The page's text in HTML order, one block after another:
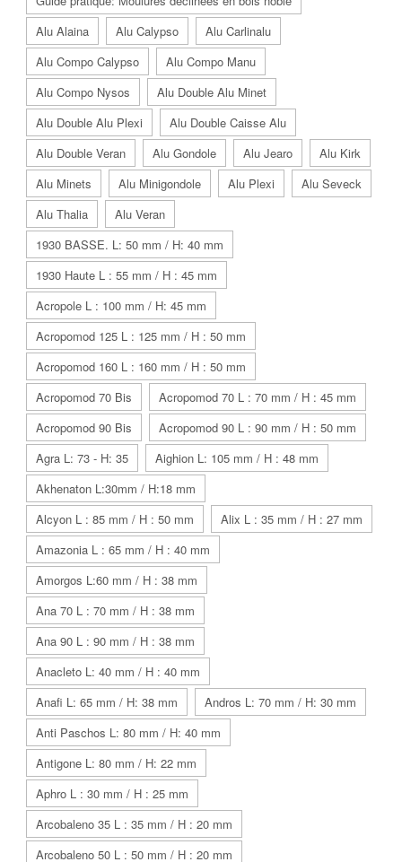
Alu Alaina
Alu Calypso
Alu Carlinalu
Alu Compo Calypso
Alu Compo Manu
Alu Compo Nysos
Alu Double Alu Minet
Alu Double Alu Plexi
Alu Double Caisse Alu
Alu Double Veran
Alu Gondole Alu Jearo
Alu Kirk
Alu Minets
Alu Minigondole Alu Plexi
Alu Seveck
Alu Thalia
Alu Veran
1930 BASSE. L: 50 mm / H: 40 mm
1930 Haute L : 55 mm / H : 45 mm
Acropole L : 100 mm / H: 45 mm
Acropomod 125 L : 125 mm / H : 50 mm
Acropomod 160 L : 160 mm / H : 50 mm
Acropomod 70 Bis
Acropomod 70 L : 70 mm / H : 45 mm
Acropomod 90 Bis
Acropomod 90 L : 90 mm / H : 50 mm
Agra L: 73 - H: 35
Aighion L: 105 mm / H : 48 mm
Akhenaton L:30mm / H:18 mm
Alcyon L : 85 mm / H : 50 mm
Alix L : 35 mm / H : 27 mm
Amazonia L : 65 mm / H : 40 mm
Amorgos L:60 mm / H : 38 mm
Ana 70 L : 70 mm / H : 38 mm
Ana 90 L : 90 mm / H : 38 mm
Anacleto L: 40 mm / H : 40 mm
Anafi L: 65 mm / H: 38 mm
Andros L: 70 mm / H: 30 mm
Anti Paschos L: 80 mm / H: 40 mm
Antigone L: 80 mm / H: 22 mm
Aphro L : 30 mm / H : 25 mm
Arcobaleno 35 L : 35 mm / H : 20 mm
Arcobaleno 50 L : 50 mm / H : 20 mm